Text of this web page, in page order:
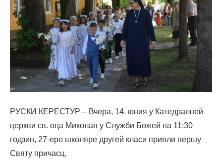
РУСКИ КЕРЕСТУР – Вчера, 14. юния у Катедралней
церкви св. оца Миколая у Служби Божей на 11:30
годзин, 27-еро школяре другей класи прияли першу
Святу причасц.